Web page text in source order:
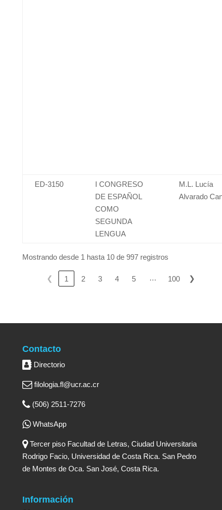
ED-3150
I CONGRESO
DE ESPAÑOL
COMO
SEGUNDA
LENGUA
M.L. Lucía
Alvarado
Mostrando desde 1 hasta 10 de 997 registros
❮ 1 2 3 4 5 … 100 ❯
Contacto
Directorio
filologia.fl@ucr.ac.cr
(506) 2511-7276
WhatsApp
Tercer piso Facultad de Letras, Ciudad Universitaria
Rodrigo Facio, Universidad de Costa Rica. San Pedro
de Montes de Oca. San José, Costa Rica.
Información